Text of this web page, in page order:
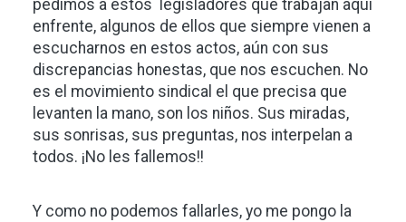
pedimos a estos legisladores que trabajan aquí
enfrente, algunos de ellos que siempre vienen a
escucharnos en estos actos, aún con sus
discrepancias honestas, que nos escuchen. No
es el movimiento sindical el que precisa que
levanten la mano, son los niños. Sus miradas,
sus sonrisas, sus preguntas, nos interpelan a
todos. ¡No les fallemos!!
Y como no podemos fallarles, yo me pongo la